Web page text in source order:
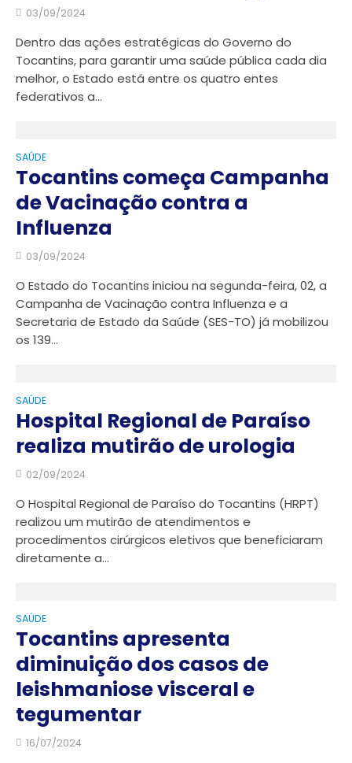
03/09/2024
Dentro das ações estratégicas do Governo do
Tocantins, para garantir uma saúde pública cada dia
melhor, o Estado está entre os quatro entes
federativos a...
SAÚDE
Tocantins começa Campanha
de Vacinação contra a
Influenza
03/09/2024
O Estado do Tocantins iniciou na segunda-feira, 02, a
Campanha de Vacinação contra Influenza e a
Secretaria de Estado da Saúde (SES-TO) já mobilizou
os 139...
SAÚDE
Hospital Regional de Paraíso
realiza mutirão de urologia
02/09/2024
O Hospital Regional de Paraíso do Tocantins (HRPT)
realizou um mutirão de atendimentos e
procedimentos cirúrgicos eletivos que beneficiaram
diretamente a...
SAÚDE
Tocantins apresenta
diminuição dos casos de
leishmaniose visceral e
tegumentar
16/07/2024